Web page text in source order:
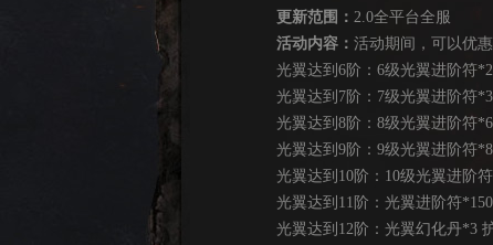
更新范围： 2.0全平台全服
活动内容： 活动期间，可以优
光翼达到6阶：6级光翼进阶符
光翼达到7阶：7级光翼进阶符
光翼达到8阶：8级光翼进阶符
光翼达到9阶：9级光翼进阶符
光翼达到10阶：10级光翼进阶符
光翼达到11阶：光翼进阶符
光翼达到12阶：光翼幻化丹*3